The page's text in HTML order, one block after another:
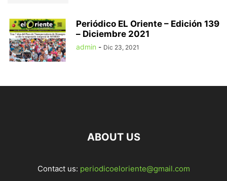
Periódico EL Oriente – Edición 139
– Diciembre 2021
admin - Dic 23, 2021
ABOUT US
Contact us: periodicoeloriente@gmail.com